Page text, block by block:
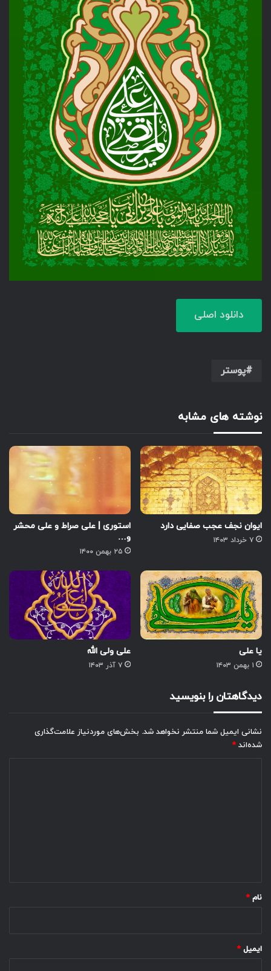
دانلود اصلی
پوستر
نوشته های مشابه
ایوان نجف عجب صفایی دارد
۷ خرداد ۱۴۰۳
استوری | علی صراط و علی محشر
و…
۲۵ بهمن ۱۴۰۰
یا علی
۱ بهمن ۱۴۰۳
علی ولی الله
۷ آذر ۱۴۰۳
دیدگاهتان را بنویسید
نشانی ایمیل شما منتشر نخواهد شد. بخش‌های موردنیاز علامت‌گذاری
شده‌اند *
نام *
ایمیل *